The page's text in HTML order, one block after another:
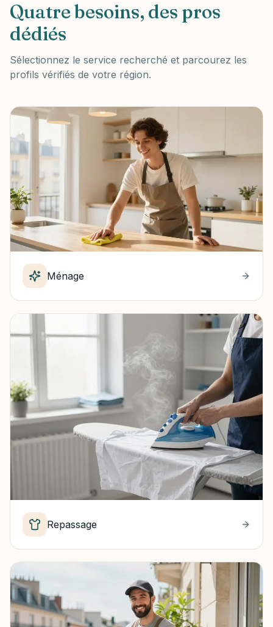
Quatre besoins, des pros
dédiés
Sélectionnez le service recherché et parcourez les
profils vérifiés de votre région.
Ménage
Repassage